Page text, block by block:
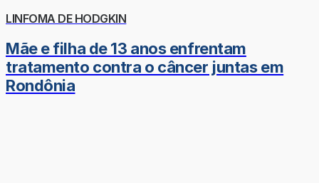
LINFOMA DE HODGKIN
Mãe e filha de 13 anos enfrentam
tratamento contra o câncer juntas em
Rondônia